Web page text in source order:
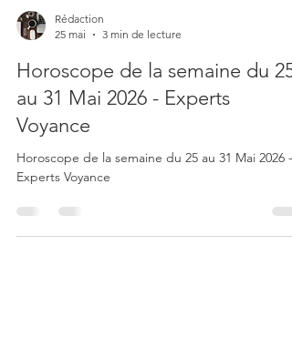
3 min de lecture
Horoscope de la semaine du 25
au 31 Mai 2026 - Experts
Voyance
Horoscope de la semaine du 25 au 31 Mai 2026 -
Experts Voyance